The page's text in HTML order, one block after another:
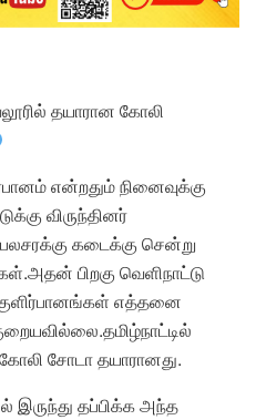
தயாரான கோலி
என்றதும் நினைவுக்கு
விருந்தினர்
கடைக்கு சென்று
பிறகு வெளிநாட்டு
குளிர்பானங்கள் எத்தனை
சோடா தயாரானது.
இருந்து தப்பிக்க அந்த